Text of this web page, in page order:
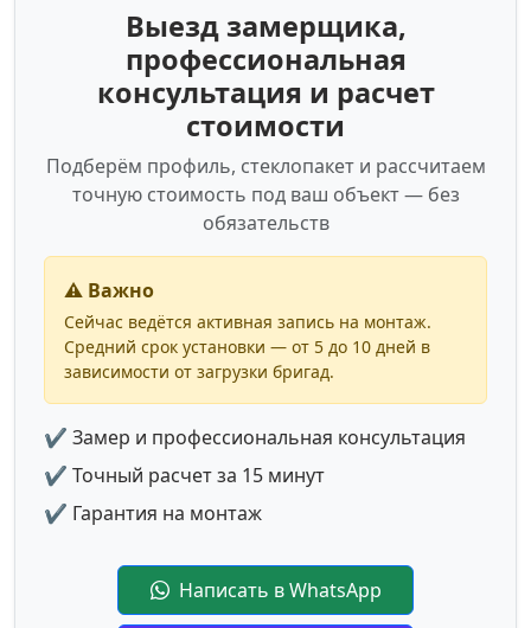
Выезд замерщика,
профессиональная
консультация и расчет
стоимости
Подберём профиль, стеклопакет и рассчитаем
точную стоимость под ваш объект — без
обязательств
⚠️ Важно
Сейчас ведётся активная запись на монтаж.
Средний срок установки — от 5 до 10 дней в
зависимости от загрузки бригад.
✔ Замер и профессиональная консультация
✔ Точный расчет за 15 минут
✔ Гарантия на монтаж
Написать в WhatsApp